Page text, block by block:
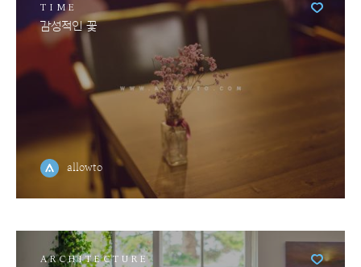
TIME
감성적인 꽃
allowto
ARCHITECTURE